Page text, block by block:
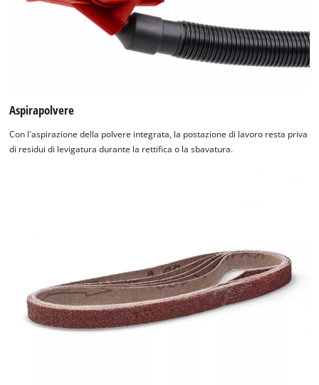
Aspirapolvere
Con l'aspirazione della polvere integrata, la postazione di lavoro resta priva
di residui di levigatura durante la rettifica o la sbavatura.